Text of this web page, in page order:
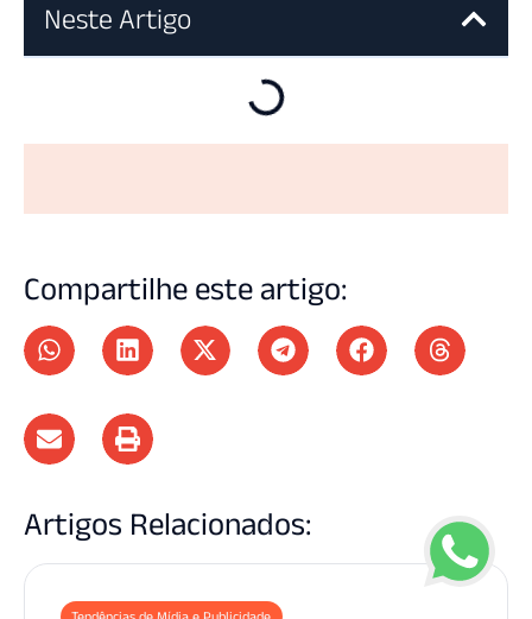
Neste Artigo
Compartilhe este artigo:
Artigos Relacionados: